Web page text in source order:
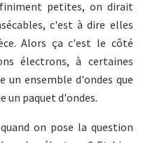
petites, on dirait
c'est à dire elles
Alors ça c'est le côté
électrons, à certaines
un ensemble d'ondes que
un paquet d'ondes.
on pose la question